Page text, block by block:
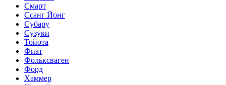
Смарт
Ссанг Йонг
Субару
Сузуки
Тойота
Фиат
Фольксваген
Форд
Хаммер